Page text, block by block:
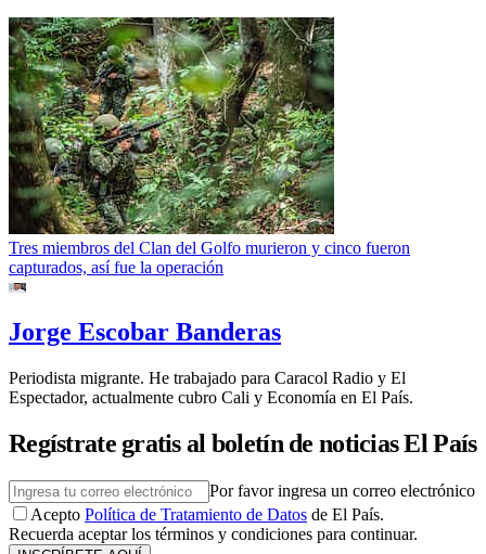
Tres miembros del Clan del Golfo murieron y cinco fueron
capturados, así fue la operación
Jorge Escobar Banderas
Periodista migrante. He trabajado para Caracol Radio y El
Espectador, actualmente cubro Cali y Economía en El País.
Regístrate gratis al boletín de noticias El País
Por favor ingresa un correo electrónico
Acepto Política de Tratamiento de Datos de El País.
Recuerda aceptar los términos y condiciones para continuar.